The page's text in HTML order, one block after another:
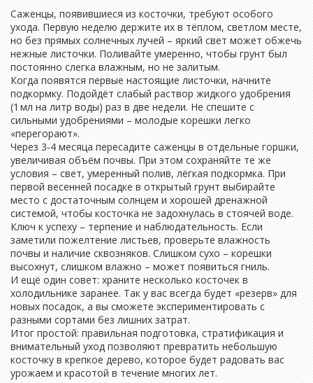
Саженцы, появившиеся из косточки, требуют особого
ухода. Первую неделю держите их в тёплом, светлом месте,
но без прямых солнечных лучей – яркий свет может обжечь
нежные листочки. Поливайте умеренно, чтобы грунт был
постоянно слегка влажным, но не залитым.
Когда появятся первые настоящие листочки, начните
подкормку. Подойдёт слабый раствор жидкого удобрения
(1 мл на литр воды) раз в две недели. Не спешите с
сильными удобрениями – молодые корешки легко
«перегорают».
Через 3‑4 месяца пересадите саженцы в отдельные горшки,
увеличивая объём почвы. При этом сохраняйте те же
условия – свет, умеренный полив, лёгкая подкормка. При
первой весенней посадке в открытый грунт выбирайте
место с достаточным солнцем и хорошей дренажной
системой, чтобы косточка не задохнулась в стоячей воде.
Ключ к успеху – терпение и наблюдательность. Если
заметили пожелтение листьев, проверьте влажность
почвы и наличие сквозняков. Слишком сухо – корешки
высохнут, слишком влажно – может появиться гниль.
И ещё один совет: храните несколько косточек в
холодильнике заранее. Так у вас всегда будет «резерв» для
новых посадок, а вы сможете экспериментировать с
разными сортами без лишних затрат.
Итог простой: правильная подготовка, стратификация и
внимательный уход позволяют превратить небольшую
косточку в крепкое дерево, которое будет радовать вас
урожаем и красотой в течение многих лет.